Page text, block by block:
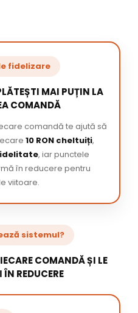
fidelizare
MAI PUȚIN LA
COMANDĂ
comandă te ajută să
10 RON cheltuiți,
, iar punctele
în reducere pentru
viitoare.
sistemul?
COMANDĂ ȘI LE
REDUCERE